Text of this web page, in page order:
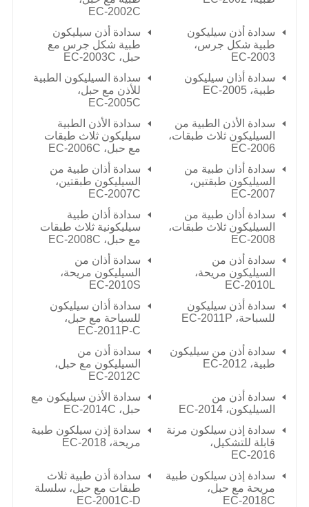
EC-2002C
سدادة أذن سيليكون
طبية شكل جرس،
EC-2003
سدادة أذن سيليكون
طبية شكل جرس مع
حبل، EC-2003C
سدادة أذان سيليكون
طبية، EC-2005
سدادة السيليكون الطبية
للأذن مع حبل،
EC-2005C
سدادة الأذن الطبية من
السيليكون ثلاث طبقات،
EC-2006
سدادة الأذن الطبية
سيليكون ثلاث طبقات
مع حبل، EC-2006C
سدادة أذان طبية من
السيليكون طبقتين،
EC-2007
سدادة أذان طبية من
السيليكون طبقتين،
EC-2007C
سدادة أذان طبية من
السيليكون ثلاث طبقات،
EC-2008
سدادة أذان طبية
سيليكونية ثلاث طبقات
مع حبل، EC-2008C
سدادة أذن من
السيليكون مريحة،
EC-2010L
سدادة أذان من
السيليكون مريحة،
EC-2010S
سدادة أذن سيليكون
للسباحة، EC-2011P
سدادة أذان سيليكون
للسباحة مع حبل،
EC-2011P-C
سدادة أذن من سيليكون
طبية، EC-2012
سدادة أذن من
السيليكون مع حبل،
EC-2012C
سدادة أذن من
السيليكون، EC-2014
سدادة الأذن سيليكون مع
حبل، EC-2014C
سدادة إذن سيلكون مرنة
قابلة للتشكيل،
EC-2016
سدادة إذن سيلكون طبية
مريحة، EC-2018
سدادة إذن سيلكون طبية
مريحة مع حبل،
EC-2018C
سدادة أذن طبية ثلاث
طبقات مع حبل، سلسلة
EC-2001C-D